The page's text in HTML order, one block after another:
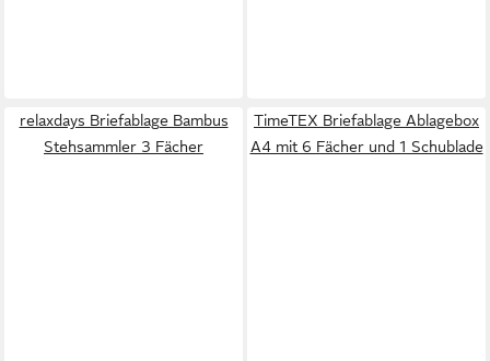
relaxdays Briefablage Bambus
Stehsammler 3 Fächer
TimeTEX Briefablage Ablagebox
A4 mit 6 Fächer und 1 Schublade